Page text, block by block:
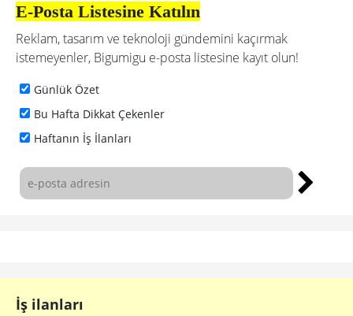
E-Posta Listesine Katılın
Reklam, tasarım ve teknoloji gündemini kaçırmak
istemeyenler, Bigumigu e-posta listesine kayıt olun!
Günlük Özet
Bu Hafta Dikkat Çekenler
Haftanın İş İlanları
İş ilanları